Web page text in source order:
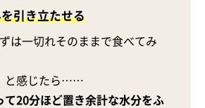
引き立たせる
は一切れそのままで食べてみ
と感じたら……
て20分ほど置き余計な水分をふ